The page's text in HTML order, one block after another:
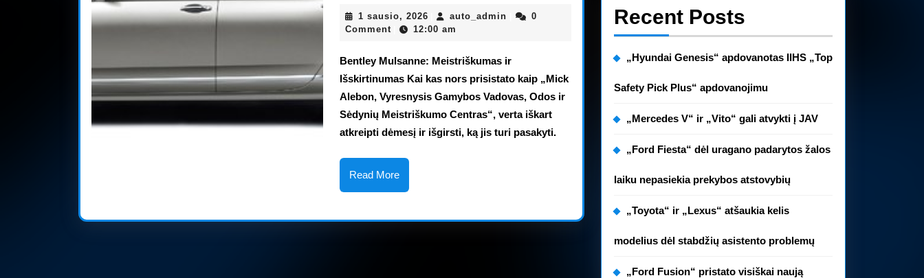
meistriškumą
kurdamas
visiškai
naują
prabangų
„Mulsanne“
vaizdo
1 sausio, 2026
sausio,
auto_admin auto_admin
0
Comment
12:00 am
Bentley Mulsanne: Meistriškumas ir
Išskirtinumas Kai kas nors prisistato kaip „Mick
Alebon, Vyresnysis Gamybos Vadovas, Odos ir
Sėdynių Meistriškumo Centras“, verta iškart
atkreipti dėmesį ir išgirsti, ką jis turi pasakyti.
Read MoreRead
More
Recent Posts
„Hyundai Genesis“ apdovanotas IIHS „Top
Safety Pick Plus“ apdovanojimu
„Mercedes V“ ir „Vito“ gali atvykti į JAV
„Ford Fiesta“ dėl uragano padarytos žalos
laiku nepasiekia prekybos atstovybių
„Toyota“ ir „Lexus“ atšaukia kelis
modelius dėl stabdžių asistento problemų
„Ford Fusion“ pristato visiškai naują